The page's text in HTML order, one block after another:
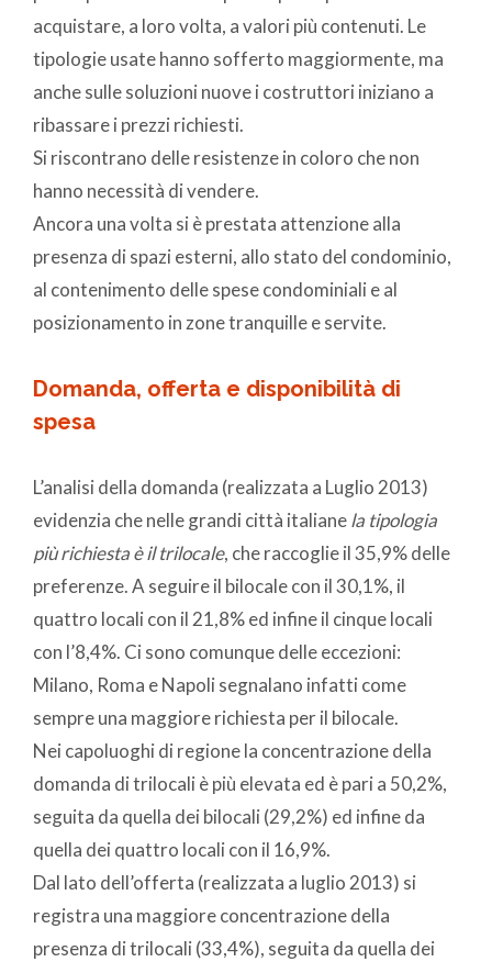
acquistare, a loro volta, a valori più contenuti. Le
tipologie usate hanno sofferto maggiormente, ma
anche sulle soluzioni nuove i costruttori iniziano a
ribassare i prezzi richiesti.
Si riscontrano delle resistenze in coloro che non
hanno necessità di vendere.
Ancora una volta si è prestata attenzione alla
presenza di spazi esterni, allo stato del condominio,
al contenimento delle spese condominiali e al
posizionamento in zone tranquille e servite.
Domanda, offerta e disponibilità di
spesa
L’analisi della domanda (realizzata a Luglio 2013)
evidenzia che nelle grandi città italianela tipologia
più richiesta è il trilocale, che raccoglie il 35,9% delle
preferenze. A seguire il bilocale con il 30,1%, il
quattro locali con il 21,8% ed infine il cinque locali
con l’8,4%. Ci sono comunque delle eccezioni:
Milano, Roma e Napoli segnalano infatti come
sempre una maggiore richiesta per il bilocale.
Nei capoluoghi di regione la concentrazione della
domanda di trilocali è più elevata ed è pari a 50,2%,
seguita da quella dei bilocali (29,2%) ed infine da
quella dei quattro locali con il 16,9%.
Dal lato dell’offerta (realizzata a luglio 2013) si
registra una maggiore concentrazione della
presenza di trilocali (33,4%), seguita da quella dei